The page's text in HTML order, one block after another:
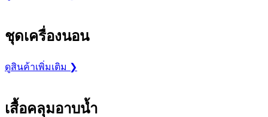
ชุดเครื่องนอน
ดูสินค้าเพิ่มเติม ❯
เสื้อคลุมอาบน้ำ